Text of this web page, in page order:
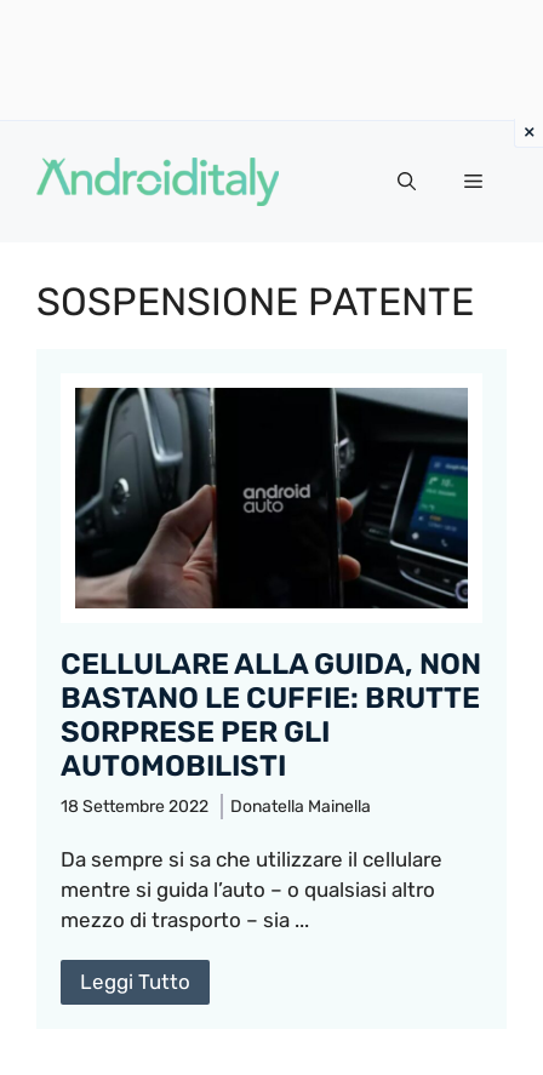
contenuto
MENU
SOSPENSIONE PATENTE
CELLULARE ALLA GUIDA, NON
BASTANO LE CUFFIE: BRUTTE
SORPRESE PER GLI
AUTOMOBILISTI
18 Settembre 2022 Donatella Mainella
Da sempre si sa che utilizzare il cellulare
mentre si guida l’auto – o qualsiasi altro
mezzo di trasporto – sia ...
Leggi Tutto